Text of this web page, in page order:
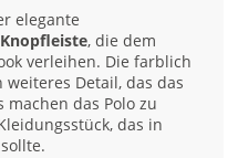
elegante
, die dem
verleihen. Die farblich
Detail, das das
machen das Polo zu
das in